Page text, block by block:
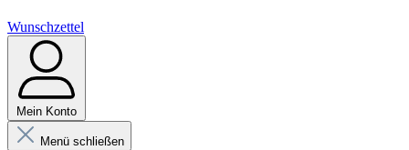
Wunschzettel
Mein Konto
Menü schließen